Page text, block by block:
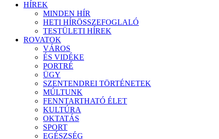
HÍREK
MINDEN HÍR
HETI HÍRÖSSZEFOGLALÓ
TESTÜLETI HÍREK
ROVATOK
VÁROS
ÉS VIDÉKE
PORTRÉ
ÜGY
SZENTENDREI TÖRTÉNETEK
MÚLTUNK
FENNTARTHATÓ ÉLET
KULTÚRA
OKTATÁS
SPORT
EGÉSZSÉG